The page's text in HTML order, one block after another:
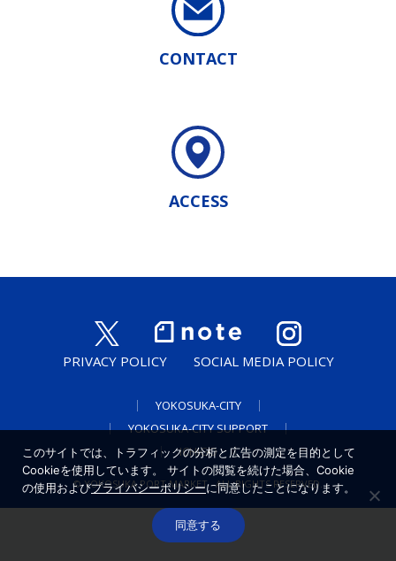
CONTACT
ACCESS
PRIVACY POLICY SOCIAL MEDIA POLICY
YOKOSUKA-CITY
YOKOSUKA-CITY SUPPORT
ICHIGO
© YOKOSUKA PORT MARKET ALL RIGHTS RESERVED.
このサイトでは、トラフィックの分析と広告の測定を目的として
Cookieを使用しています。 サイトの閲覧を続けた場合、Cookie
の使用およびプライバシーポリシーに同意したことになります。
同意する